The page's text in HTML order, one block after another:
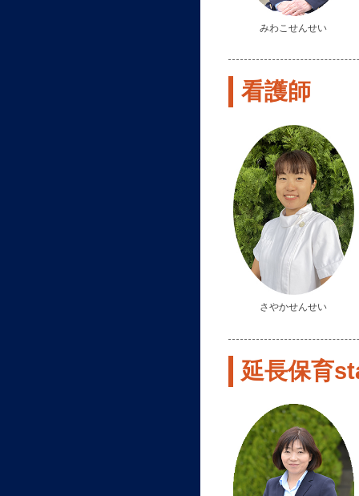
みわこせんせい
看護師
さやかせんせい
延長保育